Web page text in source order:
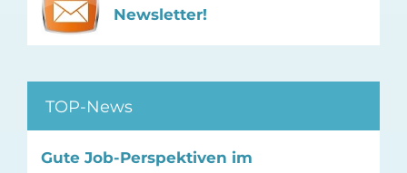
Newsletter!
TOP-News
Gute Job-Perspektiven im